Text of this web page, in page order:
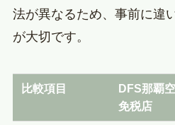
法が異なるため、事前に違
が大切です。
比較項目
DFS那覇
免税店